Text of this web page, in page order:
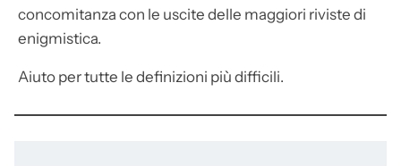
concomitanza con le uscite delle maggiori riviste di
enigmistica.
Aiuto per tutte le definizioni più difficili.